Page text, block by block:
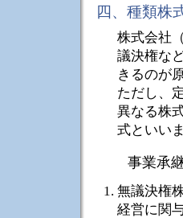
四、種類
株式会社
議決権な
きるのが
ただし、
異なる株
式といい
事業承
無議決権
経営に関